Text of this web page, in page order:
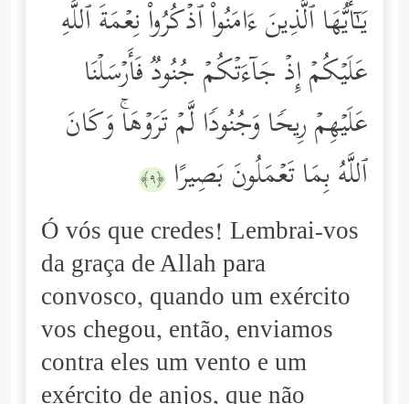
یَـٰۤأَیُّهَا ٱلَّذِینَ ءَامَنُواْ ٱذۡكُرُواْ نِعۡمَةَ ٱللَّهِ
عَلَیۡكُمۡ إِذۡ جَاۤءَتۡكُمۡ جُنُودࣱ فَأَرۡسَلۡنَا
عَلَیۡهِمۡ رِیحࣰا وَجُنُودࣰا لَّمۡ تَرَوۡهَاۚ وَكَانَ
ٱللَّهُ بِمَا تَعۡمَلُونَ بَصِیرًا ﴿٩﴾
Ó vós que credes! Lembrai-vos
da graça de Allah para
convosco, quando um exército
vos chegou, então, enviamos
contra eles um vento e um